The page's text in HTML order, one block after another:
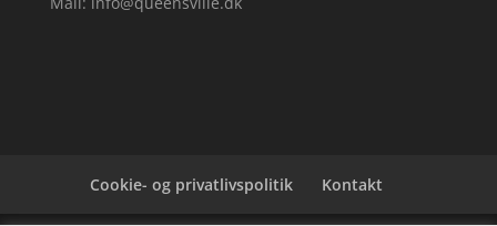
Cookie- og privatlivspolitik Kontakt